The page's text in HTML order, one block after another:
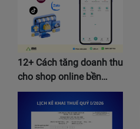
12+ Cách tăng doanh thu
cho shop online bền…